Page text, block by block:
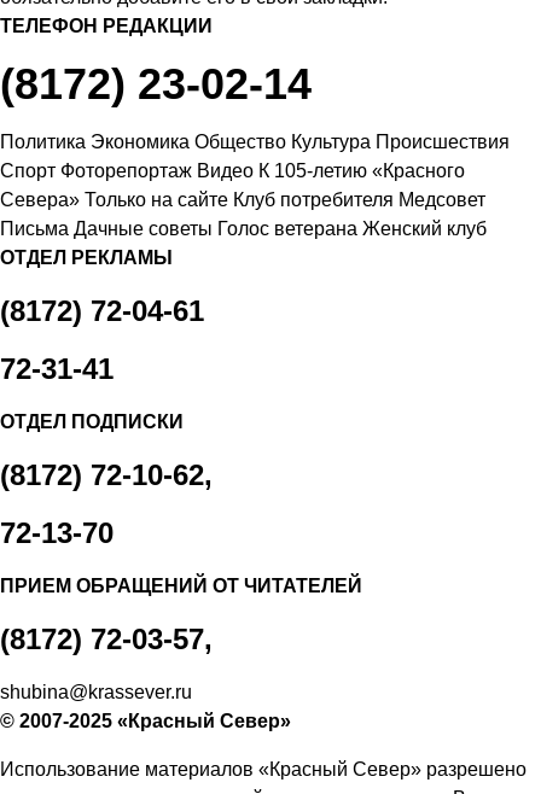
ТЕЛЕФОН РЕДАКЦИИ
(8172) 23-02-14
Политика Экономика Общество Культура Происшествия
Спорт Фоторепортаж Видео К 105-летию «Красного
Севера» Только на сайте Клуб потребителя Медсовет
Письма Дачные советы Голос ветерана Женский клуб
ОТДЕЛ РЕКЛАМЫ
(8172) 72-04-61
72-31-41
ОТДЕЛ ПОДПИСКИ
(8172) 72-10-62,
72-13-70
ПРИЕМ ОБРАЩЕНИЙ ОТ ЧИТАТЕЛЕЙ
(8172) 72-03-57,
shubina@krassever.ru
© 2007-2025 «Красный Север»
Использование материалов «Красный Север» разрешено